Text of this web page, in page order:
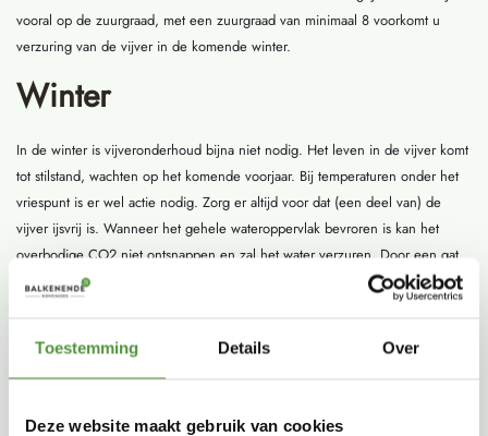
Toestemming Details Over
Deze website maakt gebruik van cookies
vooral op de zuurgraad, met een zuurgraad van minimaal 8 voorkomt u
verzuring van de vijver in de komende winter.
Winter
In de winter is vijveronderhoud bijna niet nodig. Het leven in de vijver komt
tot stilstand, wachten op het komende voorjaar. Bij temperaturen onder het
vriespunt is er wel actie nodig. Zorg er altijd voor dat (een deel van) de
vijver ijsvrij is. Wanneer het gehele wateroppervlak bevroren is kan het
overbodige CO2 niet ontsnappen en zal het water verzuren. Door een gat
in de vijver te maken voorkom je dit en kan het teveel aan CO2
ontsnappen. Weinig thuis tijdens de wintermaanden? Dan kunt u ijsvorming
gebruik maken van een bos riet of stro in het zelfgemaakte wak. Als het wak
dan dicht vriest kan het teveel aan CO2 via het riet of stro toch ontsnappen.